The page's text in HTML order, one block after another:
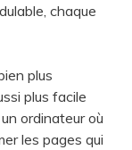
chaque
plus
plus facile
ordinateur où
les pages qui